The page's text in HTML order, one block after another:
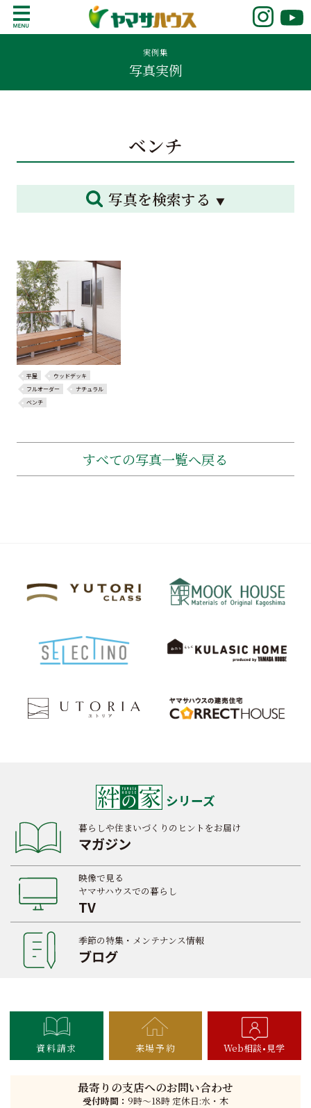
o
鹿児島で注文住宅ならヤマサハウス
新築の注文住宅や建売モデルハウスをお探し
の方はこちら。鹿児島県内で11年連続ナンバ
ーワンの実績を誇る、絆の家でおなじみの
ヤマサハウス。展示場情報や家づくりのこだ
実例集
写真実例
ベンチ
写真を検索する
平屋
ウッドデッキ
フルオーダー
ナチュラル
ベンチ
すべての写真一覧へ戻る
シリーズ
暮らしや住まいづくりのヒントをお届け
マガジン
映像で見る
ヤマサハウスでの暮らし
TV
季節の特集・メンテナンス情報
ブログ
資料請求 来場予約 Web相談 見学
最寄りの支店へのお問い合わせ
受付時間： 9時〜18時 定休日:水・木